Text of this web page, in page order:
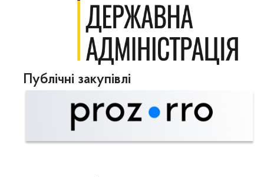
Публічні закупівлі